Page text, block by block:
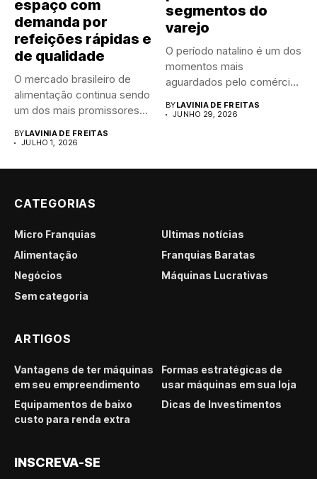
espaço com
demanda por
refeições rápidas e
de qualidade
O mercado brasileiro de
alimentação continua sendo
um dos mais promissores
BYLAVINIA DE FREITAS
JULHO 1, 2026
segmentos do
varejo
O período natalino é um dos
momentos mais
aguardados pelo comércio
BYLAVINIA DE FREITAS
JUNHO 29, 2026
CATEGORIAS
Micro Franquias
Últimas notícias
Alimentação
Franquias Baratas
Negócios
Máquinas Lucrativas
Sem categoria
ARTIGOS
Vantagens de ter máquinas
em seu empreendimento
Formas estratégicas de
usar máquinas em sua loja
Equipamentos de baixo
custo para renda extra
Dicas de Investimentos
INSCREVA-SE